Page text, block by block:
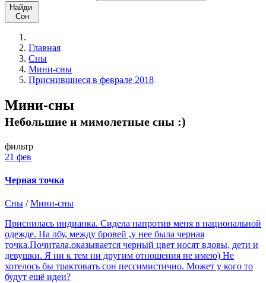
Найди
Сон
Главная
Сны
Мини-сны
Приснившиеся в феврале 2018
Мини-сны
Небольшие и мимолетные сны :)
фильтр
21 фев
Черная точка
Сны /Мини-сны
Приснилась индианка. Сидела напротив меня в национальной
одежде. На лбу, между бровей ,у нее была черная
точка.Почитала,оказывается черный цвет носят вдовы, дети и
девушки. Я ни к тем ни другим отношения не имею) Не
хотелось бы трактовать сон пессимистично. Может у кого то
будут ещё идеи?